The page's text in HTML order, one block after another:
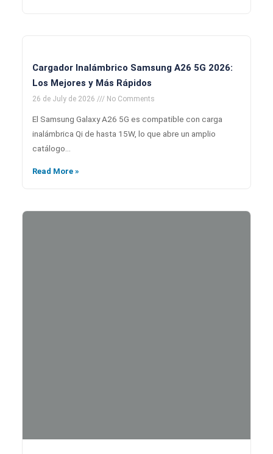
Cargador Inalámbrico Samsung A26 5G 2026:
Los Mejores y Más Rápidos
26 de July de 2026 No Comments
El Samsung Galaxy A26 5G es compatible con carga
inalámbrica Qi de hasta 15W, lo que abre un amplio
catálogo…
Read More »